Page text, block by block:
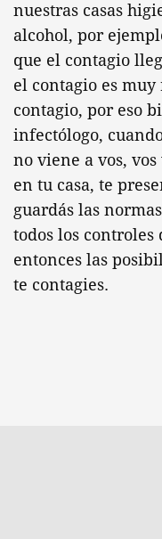
nuestras casas
alcohol, por
que el contagio
el contagio es muy
contagio, por eso
infectólogo,
no viene a vos, vos
en tu casa, te
guardás las
todos los controles
entonces las
te contagies.